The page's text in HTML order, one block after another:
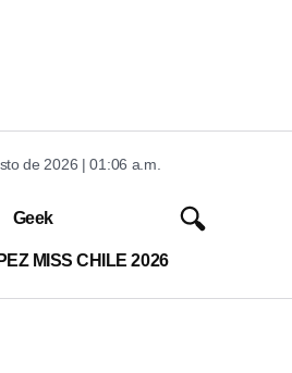
de 2026 | 01:06 a.m.
Geek
MISS CHILE 2026